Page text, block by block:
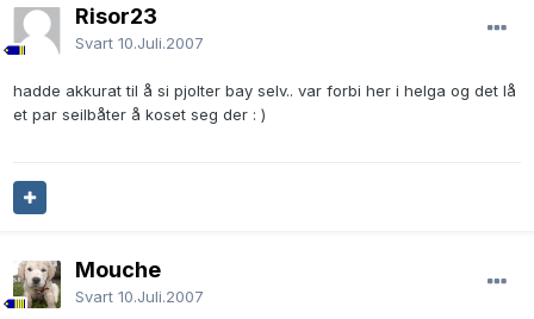
Risor23
Svart 10.Juli.2007
hadde akkurat til å si pjolter bay selv.. var forbi her i helga og det lå
et par seilbåter å koset seg der : )
Mouche
Svart 10.Juli.2007